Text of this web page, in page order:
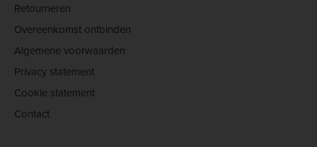
Retourneren
Overeenkomst ontbinden
Algemene voorwaarden
Privacy statement
Cookie statement
Contact